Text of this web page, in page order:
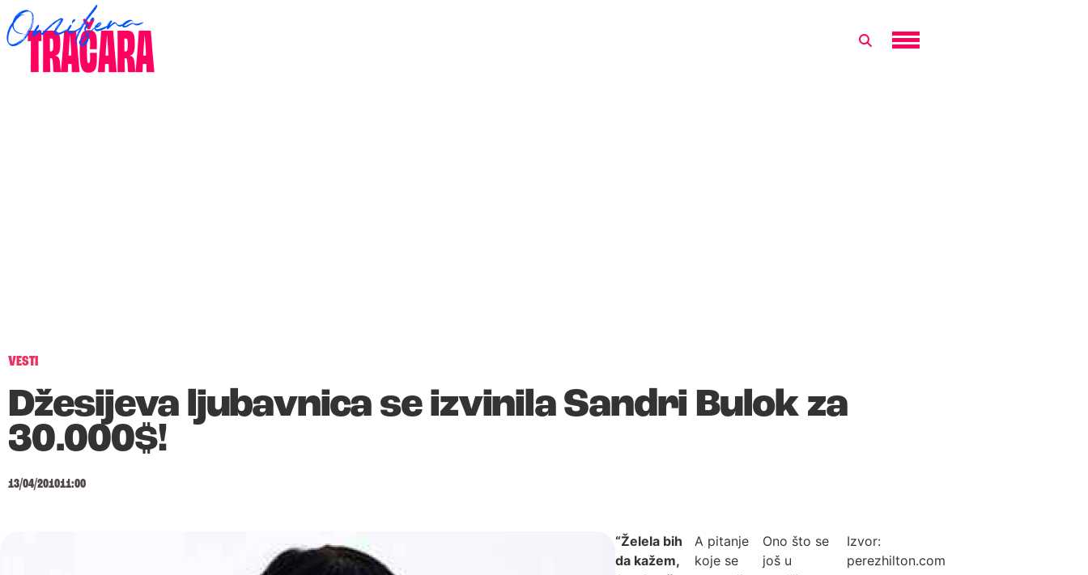
VESTI
Džesijeva ljubavnica se izvinila Sandri Bulok za
30.000$!
13/04/201011:00
“Želela bih
da kažem,
A pitanje
koje se
Ono što se
još u
Izvor:
perezhilton.com